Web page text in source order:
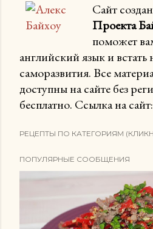
Сайт
Проекта
поможет
английский язык и встать
саморазвития. Все
доступны на сайте без
бесплатно. Ссылка на сайт:
ПОПУЛЯРНЫЕ СООБЩЕНИЯ